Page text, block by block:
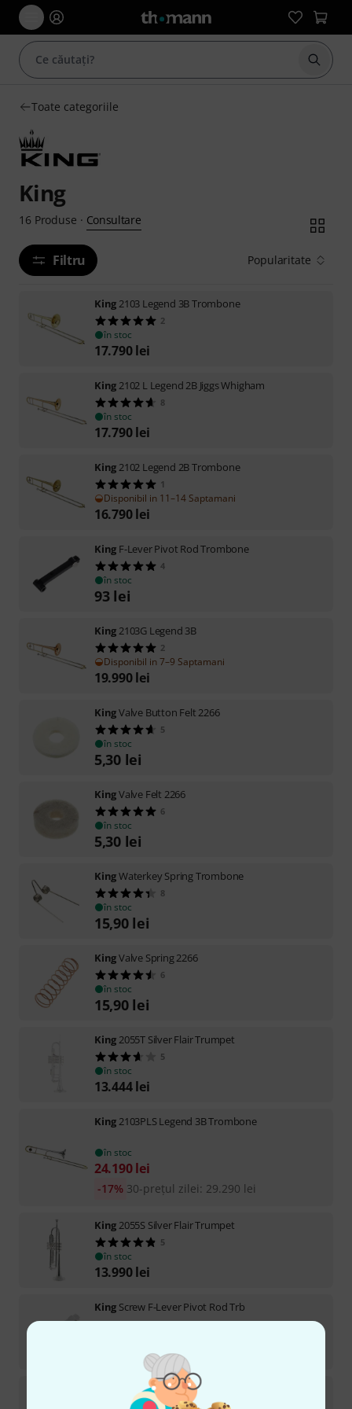
Toate categoriile
King
16 Produse · Consultare
Filtru Popularitate
King 2103 Legend 3B Trombone
2
în stoc
17.790 lei
King 2102 L Legend 2B Jiggs Whigham
8
în stoc
17.790 lei
King 2102 Legend 2B Trombone
1
Disponibil in 11–14 Saptamani
16.790 lei
King F-Lever Pivot Rod Trombone
4
în stoc
93 lei
King 2103G Legend 3B
2
Disponibil in 7–9 Saptamani
19.990 lei
KingValve Button Felt 2266
5
în stoc
5,30 lei
KingValve Felt 2266
6
în stoc
5,30 lei
KingWaterkey Spring Trombone
8
în stoc
15,90 lei
KingValve Spring 2266
6
în stoc
15,90 lei
King 2055T Silver Flair Trumpet
5
în stoc
13.444 lei
King 2103PLS Legend 3B Trombone
în stoc
24.190 lei
30-prețul zilei: 29.290 lei
-17%
King 2055S Silver Flair Trumpet
5
în stoc
13.990 lei
King Screw F-Lever Pivot Rod Trb
lei
Valve Guide 2266
3